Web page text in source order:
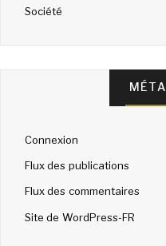
Société
MÉTA
Connexion
Flux des publications
Flux des commentaires
Site de WordPress-FR